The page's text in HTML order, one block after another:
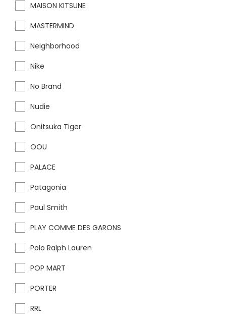
MAISON KITSUNE
MASTERMIND
Neighborhood
Nike
No Brand
Nudie
Onitsuka Tiger
OOU
PALACE
Patagonia
Paul Smith
PLAY COMME DES GARONS
Polo Ralph Lauren
POP MART
PORTER
RRL